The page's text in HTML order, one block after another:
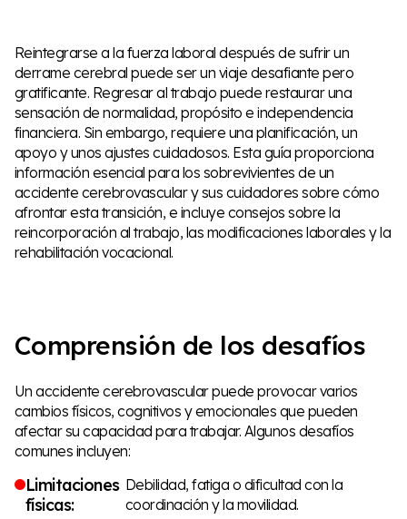
Reintegrarse a la fuerza laboral después de sufrir un
derrame cerebral puede ser un viaje desafiante pero
gratificante. Regresar al trabajo puede restaurar una
sensación de normalidad, propósito e independencia
financiera. Sin embargo, requiere una planificación, un
apoyo y unos ajustes cuidadosos. Esta guía proporciona
información esencial para los sobrevivientes de un
accidente cerebrovascular y sus cuidadores sobre cómo
afrontar esta transición, e incluye consejos sobre la
reincorporación al trabajo, las modificaciones laborales y la
rehabilitación vocacional.
Comprensión de los desafíos
Un accidente cerebrovascular puede provocar varios
cambios físicos, cognitivos y emocionales que pueden
afectar su capacidad para trabajar. Algunos desafíos
comunes incluyen:
Limitaciones
físicas:
Debilidad, fatiga o dificultad con la
coordinación y la movilidad.